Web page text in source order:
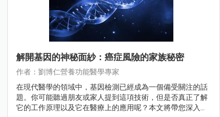
解開基因的神秘面紗：癌症風險的家族秘密
作者：劉博仁營養功能醫學專家
在現代醫學的領域中，基因檢測已經成為一個備受關注的話
題。你可能聽過朋友或家人提到這項技術，但是否真正了解
它的工作原理以及它在醫療上的應用呢？本文將帶您深入探